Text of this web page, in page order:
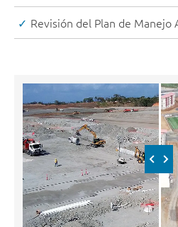
Revisión del Plan de Manejo